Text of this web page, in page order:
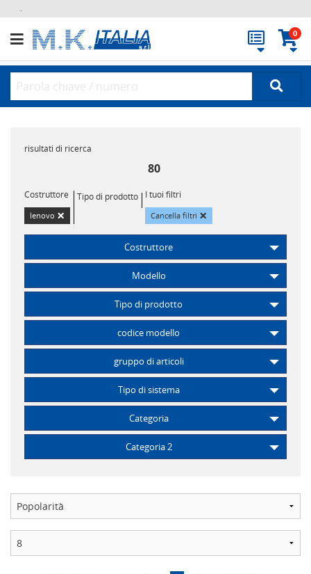
.
0
risultati di ricerca
80
Costruttore
lenovo ×
Tipo di prodotto I tuoi filtri
Cancella filtri ×
Costruttore
Modello
Tipo di prodotto
codice modello
gruppo di articoli
Tipo di sistema
Categoria
Categoria 2